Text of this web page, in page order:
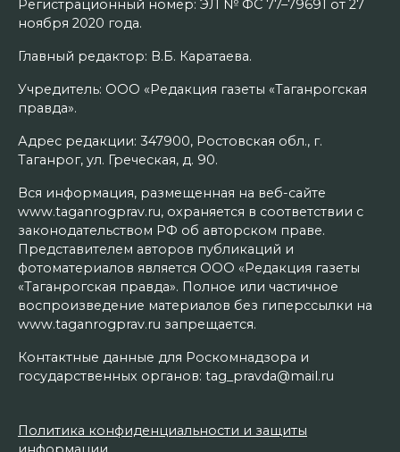
Регистрационный номер: ЭЛ № ФС 77–79691 от 27
ноября 2020 года.
Главный редактор: В.Б. Каратаева.
Учредитель: ООО «Редакция газеты «Таганрогская
правда».
Адрес редакции: 347900, Ростовская обл., г.
Таганрог, ул. Греческая, д. 90.
Вся информация, размещенная на веб-сайте
www.taganrogprav.ru, охраняется в соответствии с
законодательством РФ об авторском праве.
Представителем авторов публикаций и
фотоматериалов является ООО «Редакция газеты
«Таганрогская правда». Полное или частичное
воспроизведение материалов без гиперссылки на
www.taganrogprav.ru запрещается.
Контактные данные для Роскомнадзора и
государственных органов: tag_pravda@mail.ru
Политика конфиденциальности и защиты